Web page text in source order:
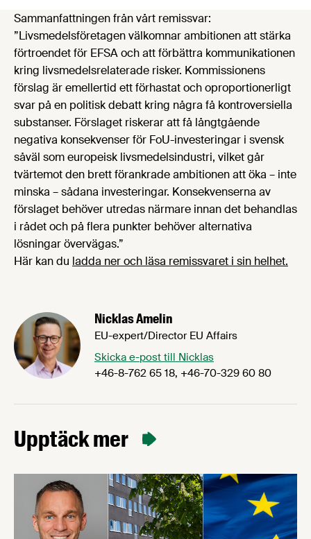
Sammanfattningen från vårt remissvar:
”Livsmedelsföretagen välkomnar ambitionen att stärka
förtroendet för EFSA och att förbättra kommunikationen
kring livsmedelsrelaterade risker. Kommissionens
förslag är emellertid ett förhastat och oproportionerligt
svar på en politisk debatt kring några få kontroversiella
substanser. Förslaget riskerar att få långtgående
negativa konsekvenser för FoU-investeringar i svensk
såväl som europeisk livsmedelsindustri, vilket går
tvärtemot den brett förankrade ambitionen att öka – inte
minska – sådana investeringar. Konsekvenserna av
förslaget behöver utredas närmare innan det behandlas
i rådet och på flera punkter behöver alternativa
lösningar övervägas.”
Här kan du ladda ner och läsa remissvaret i sin helhet.
Nicklas Amelin
EU-expert/Director EU Affairs
Skicka e-post till Nicklas
+46-8-762 65 18, +46-70-329 60 80
Upptäck mer